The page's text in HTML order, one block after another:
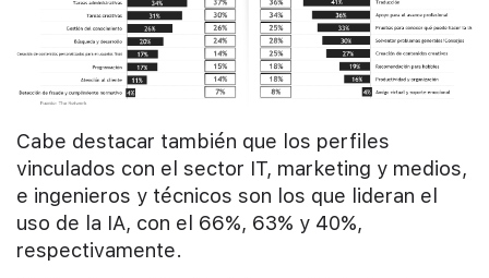
Cabe destacar también que los perfiles
vinculados con el sector IT, marketing y medios,
e ingenieros y técnicos son los que lideran el
uso de la IA, con el 66%, 63% y 40%,
respectivamente.